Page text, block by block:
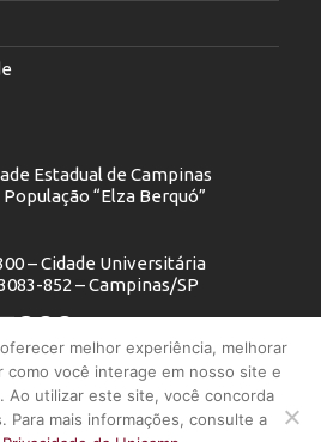
Estadual de Campinas
“Elza Berquó”
– Cidade Universitária
852 – Campinas/SP
melhor experiência, melhorar
como você interage em nosso site e
Ao utilizar este site, você concorda
Para mais informações, consulte a